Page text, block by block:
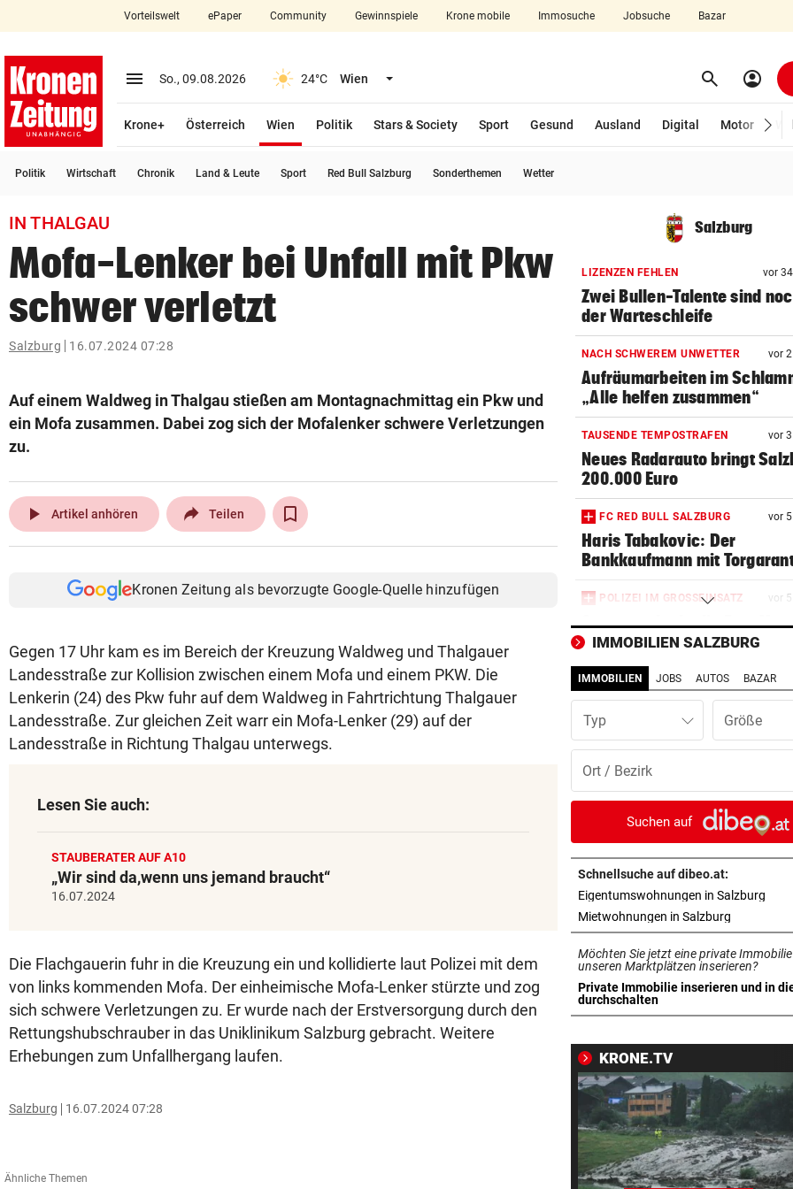
closeSchließen
account_circle Anmelden
arrow_right
bookmark
search
Suchbegriff
eingeben
© Krone Multimedia GmbH & Co KG 2026
Muthgasse 2, 1190 Wien
Vorteilswelt ePaper Community Gewinnspiele Krone mobile Immosuche Jobsuche Bazar
menu Menü aufklappen
So., 09.08.2026 24°C Wien Menü aufklappen search Suchen
account_circle
Krone+ Österreich Wien
Politik
Stars & Society Sport Gesund Ausland Digital Motor
Politik Wirtschaft Chronik Land & Leute Sport Red Bull Salzburg Sonderthemen Wetter
IN THALGAU
Mofa-Lenker bei Unfall mit Pkw
schwer verletzt
Salzburg 16.07.2024 07:28
Auf einem Waldweg in Thalgau stießen am Montagnachmittag ein Pkw und
ein Mofa zusammen. Dabei zog sich der Mofalenker schwere Verletzungen
zu.
play_arrow Artikel anhören Teilen
Kronen Zeitung als bevorzugte Google-Quelle hinzufügen
Gegen 17 Uhr kam es im Bereich der Kreuzung Waldweg und Thalgauer
Landesstraße zur Kollision zwischen einem Mofa und einem PKW. Die
Lenkerin (24) des Pkw fuhr auf dem Waldweg in Fahrtrichtung Thalgauer
Landesstraße. Zur gleichen Zeit warr ein Mofa-Lenker (29) auf der
Landesstraße in Richtung Thalgau unterwegs.
Lesen Sie auch:
STAUBERATER AUF A10
„Wir sind da,wenn uns jemand braucht“
16.07.2024
Die Flachgauerin fuhr in die Kreuzung ein und kollidierte laut Polizei mit dem
von links kommenden Mofa. Der einheimische Mofa-Lenker stürzte und zog
sich schwere Verletzungen zu. Er wurde nach der Erstversorgung durch den
Rettungshubschrauber in das Uniklinikum Salzburg gebracht. Weitere
Erhebungen zum Unfallhergang laufen.
Salzburg 16.07.2024 07:28
Ähnliche Themen
Salzburg
LIZENZEN FEHLEN vor
Zwei Bullen-Talente sind
der Warteschleife
NACH SCHWEREM UNWETTER vor
Aufräumarbeiten im
„Alle helfen zusammen“
TAUSENDE TEMPOSTRAFEN vor
Neues Radarauto bringt
200.000 Euro
FC RED BULL SALZBURG vor
Haris Tabakovic: Der
Bankkaufmann mit
POLIZEI IM GROSSEINSATZ vor
Supercup lockt die Fan-
nach Salzburg
BUNDESLIGA IM TICKER vor 6
Wolfsberger AC gegen
ab 17 Uhr LIVE
vor
Austria-Kapitän Rieder
BEI A10-EINHAUSUNG vor
Autobrand löste Suche nach
Fahrer und Insassen aus
STRASSE GESPERRT
Drei Verletzte bei Unfall mit
Motorrädern
WIE DIE NHL-STARS
gelingt Traumtor
SALZBURGER LIGA vor 14
Bestschießen, Blitztore und
schmerzhafte Starts
SCHWER VERLETZT vor
IMMOBILIEN SALZBURG
IMMOBILIEN JOBS AUTOS BAZAR
Typ
Suchen auf
Schnellsuche auf dibeo.at:
Eigentumswohnungen in Salzburg
Mietwohnungen in Salzburg
Möchten Sie jetzt eine private
unseren Marktplätzen inserieren?
Private Immobilie inserieren und in
durchschalten
in neuem Tab öffnen
KRONE.TV